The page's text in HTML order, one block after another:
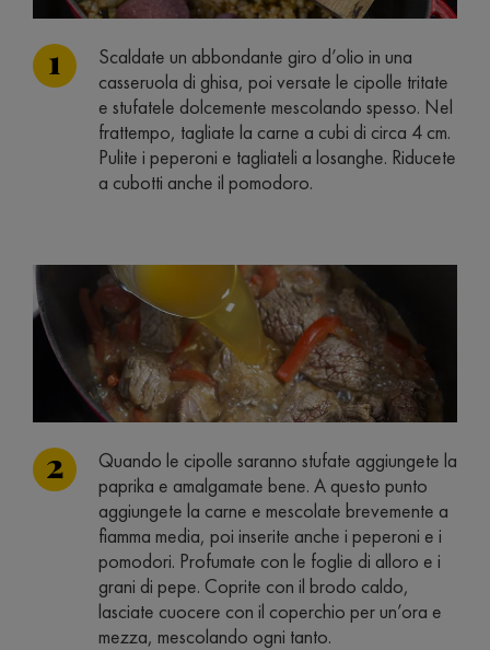
Scaldate un abbondante giro d’olio in una
casseruola di ghisa, poi versate le cipolle tritate
e stufatele dolcemente mescolando spesso. Nel
frattempo, tagliate la carne a cubi di circa 4 cm.
Pulite i peperoni e tagliateli a losanghe. Riducete
a cubotti anche il pomodoro.
Quando le cipolle saranno stufate aggiungete la
paprika e amalgamate bene. A questo punto
aggiungete la carne e mescolate brevemente a
fiamma media, poi inserite anche i peperoni e i
pomodori. Profumate con le foglie di alloro e i
grani di pepe. Coprite con il brodo caldo,
lasciate cuocere con il coperchio per un’ora e
mezza, mescolando ogni tanto.